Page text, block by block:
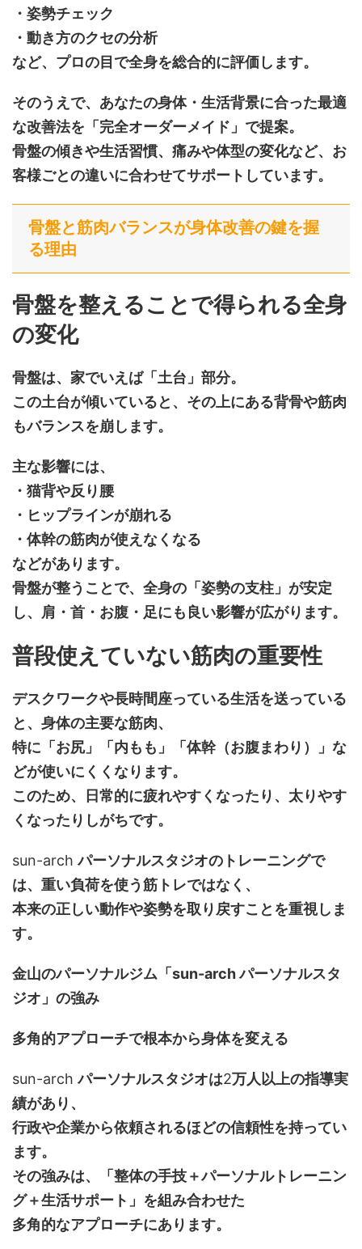
・姿勢チェック
・動き方のクセの分析
など、プロの目で全身を総合的に評価します。
そのうえで、あなたの身体・生活背景に合った最適
な改善法を「完全オーダーメイド」で提案。
骨盤の傾きや生活習慣、痛みや体型の変化など、お
客様ごとの違いに合わせてサポートしています。
骨盤と筋肉バランスが身体改善の鍵を握
る理由
骨盤を整えることで得られる全身
の変化
骨盤は、家でいえば「土台」部分。
この土台が傾いていると、その上にある背骨や筋肉
もバランスを崩します。
主な影響には、
・猫背や反り腰
・ヒップラインが崩れる
・体幹の筋肉が使えなくなる
などがあります。
骨盤が整うことで、全身の「姿勢の支柱」が安定
し、肩・首・お腹・足にも良い影響が広がります。
普段使えていない筋肉の重要性
デスクワークや長時間座っている生活を送っている
と、身体の主要な筋肉、
特に「お尻」「内もも」「体幹（お腹まわり）」な
どが使いにくくなります。
このため、日常的に疲れやすくなったり、太りやす
くなったりしがちです。
sun-archパーソナルスタジオのトレーニングで
は、重い負荷を使う筋トレではなく、
本来の正しい動作や姿勢を取り戻すことを重視しま
す。
金山のパーソナルジム「sun-arch パーソナルスタ
ジオ」の強み
多角的アプローチで根本から身体を変える
sun-archパーソナルスタジオは2万人以上の指導実
績があり、
行政や企業から依頼されるほどの信頼性を持ってい
ます。
その強みは、「整体の手技＋パーソナルトレーニン
グ＋生活サポート」を組み合わせた
多角的なアプローチにあります。